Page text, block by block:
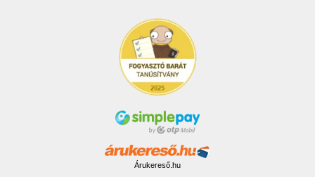
Árukereső.hu